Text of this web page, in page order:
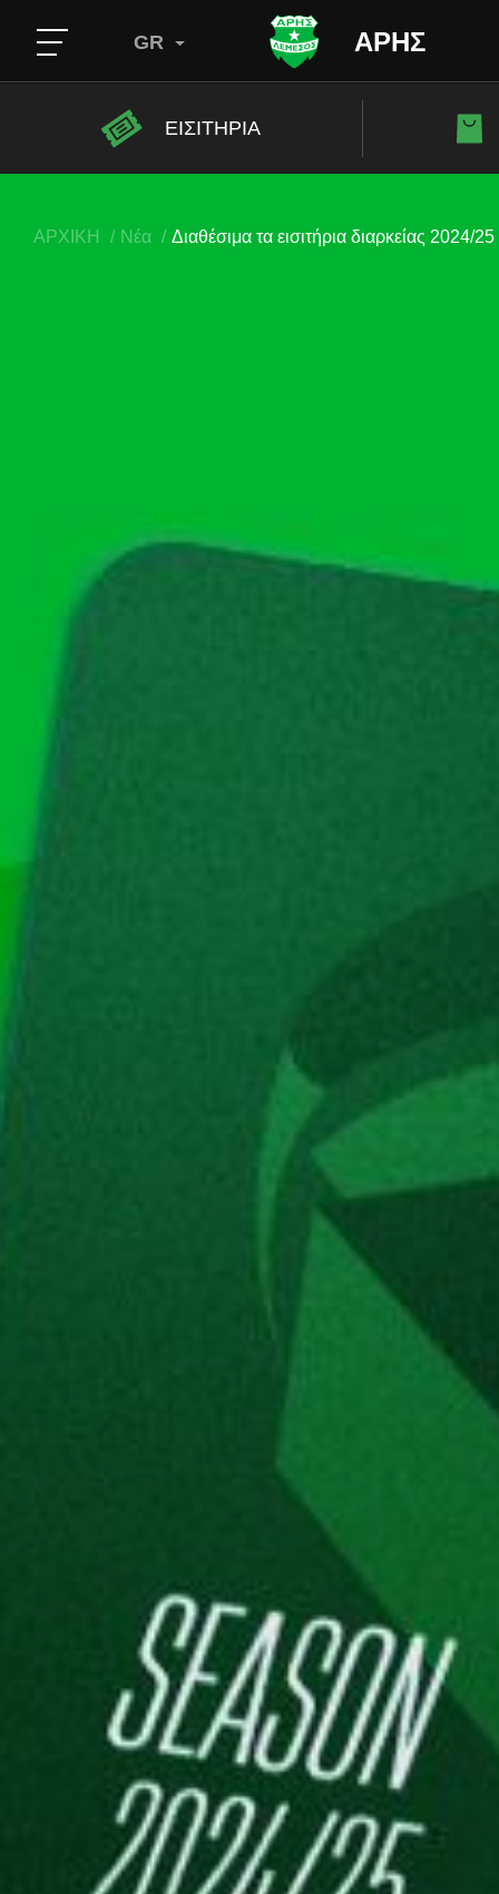
ΑΡΗΣ
GR
ΕΙΣΙΤΗΡΙΑ
ΑΡΧΙΚΗ Νέα Διαθέσιμα τα εισιτήρια διαρκείας 2024/25